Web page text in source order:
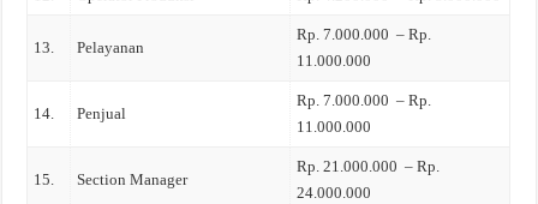
13. Pelayanan
Rp. 7.000.000 – Rp.
11.000.000
14. Penjual
Rp. 7.000.000 – Rp.
11.000.000
15. Section Manager
Rp. 21.000.000 – Rp.
24.000.000